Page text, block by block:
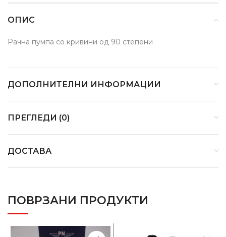
ОПИС
Рачна пумпа со кривини од 90 степени
ДОПОЛНИТЕЛНИ ИНФОРМАЦИИ
ПРЕГЛЕДИ (0)
ДОСТАВА
ПОВРЗАНИ ПРОДУКТИ